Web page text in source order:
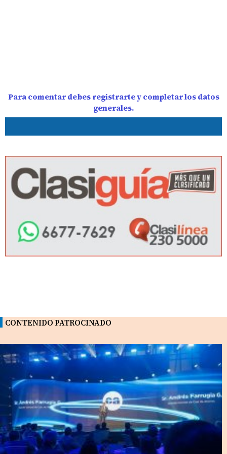
Para comentar debes registrarte y completar los datos
generales.
CONTENIDO PATROCINADO